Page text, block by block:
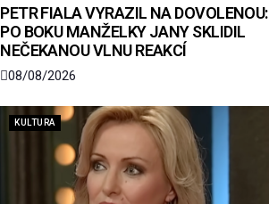
PETR FIALA VYRAZIL NA DOVOLENOU:
PO BOKU MANŽELKY JANY SKLIDIL
NEČEKANOU VLNU REAKCÍ
08/08/2026
KULTURA